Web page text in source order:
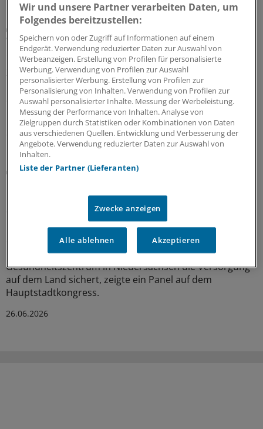
Hausärztlicher Nachwuchs
Warum sich zwei junge Kolleginnen fürs MVZ
entschieden haben
Zwei Allgemeinmedizinerinnen erzählen, warum sie sich
im MVZ Labertal sehr wohl fühlen und eine
Selbstständigkeit zum jetzigen Zeitpunkt keine Option
28.06.2026
Ambulantisierung
Gesundheitszentren – Blaupausen für die
ambulante Versorgung?
MVZ-Strukturen gelten häufig als Erfolgsmodell gegen
den Ärztemangel. Warum sie in der Dermatologie
mittlerweile Standard sind und wie ein regionales
Gesundheitszentrum in Niedersachsen die Versorgung
auf dem Land sichert, zeigte ein Panel auf dem
Hauptstadtkongress.
26.06.2026
Wir und unsere Partner verarbeiten Daten, um
Folgendes bereitzustellen:
Speichern von oder Zugriff auf Informationen auf einem
Endgerät. Verwendung reduzierter Daten zur Auswahl von
Werbeanzeigen. Erstellung von Profilen für personalisierte
Werbung. Verwendung von Profilen zur Auswahl
personalisierter Werbung. Erstellung von Profilen zur
Personalisierung von Inhalten. Verwendung von Profilen zur
Auswahl personalisierter Inhalte. Messung der Werbeleistung.
Messung der Performance von Inhalten. Analyse von
Zielgruppen durch Statistiken oder Kombinationen von Daten
aus verschiedenen Quellen. Entwicklung und Verbesserung der
Angebote. Verwendung reduzierter Daten zur Auswahl von
Inhalten.
Liste der Partner (Lieferanten)
Zwecke anzeigen
Alle ablehnen Akzeptieren